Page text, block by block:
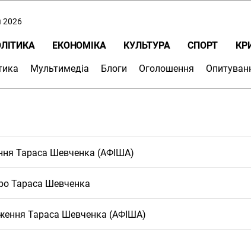
2026
ЕКОНОМІКА КУЛЬТУРА СПОРТ
Мультимедіа Блоги Оголошення
Тараса Шевченка (АФІША)
Тараса Шевченка
Тараса Шевченка (АФІША)